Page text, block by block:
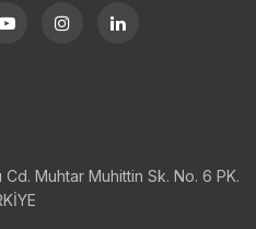
Muhtar Muhittin Sk. No. 6 PK.